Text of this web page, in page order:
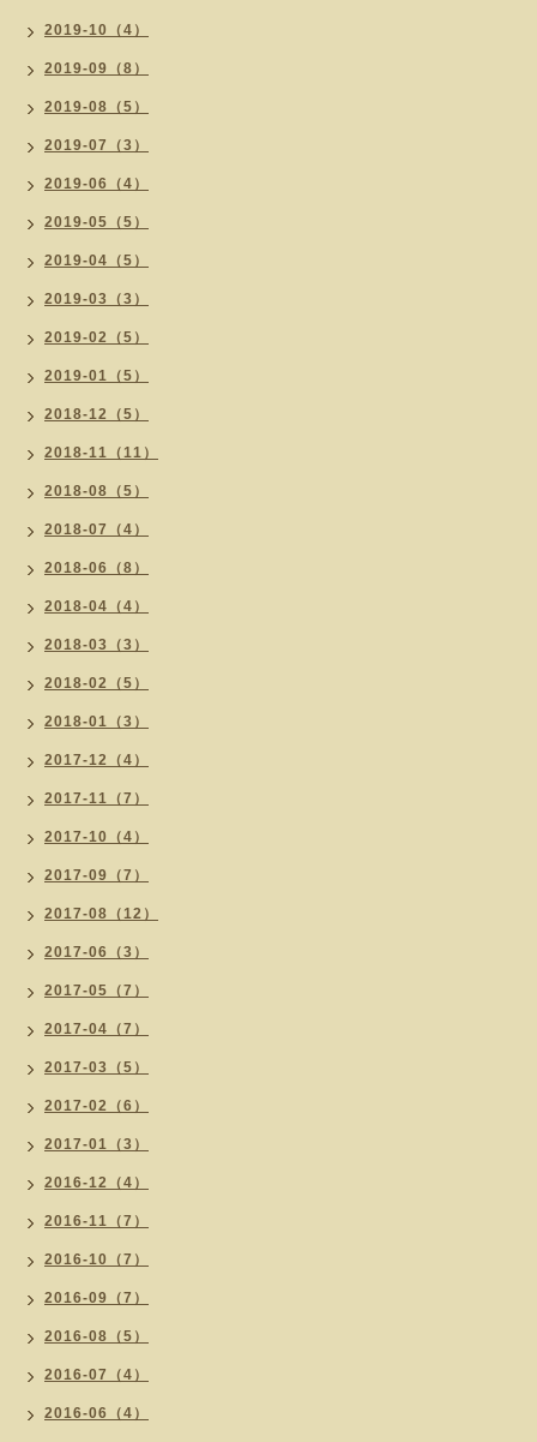
2019-10（4）
2019-09（8）
2019-08（5）
2019-07（3）
2019-06（4）
2019-05（5）
2019-04（5）
2019-03（3）
2019-02（5）
2019-01（5）
2018-12（5）
2018-11（11）
2018-08（5）
2018-07（4）
2018-06（8）
2018-04（4）
2018-03（3）
2018-02（5）
2018-01（3）
2017-12（4）
2017-11（7）
2017-10（4）
2017-09（7）
2017-08（12）
2017-06（3）
2017-05（7）
2017-04（7）
2017-03（5）
2017-02（6）
2017-01（3）
2016-12（4）
2016-11（7）
2016-10（7）
2016-09（7）
2016-08（5）
2016-07（4）
2016-06（4）